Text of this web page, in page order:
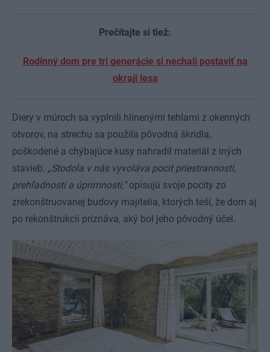
Prečítajte si tiež:
Rodinný dom pre tri generácie si nechali postaviť na
okraji lesa
Diery v múroch sa vyplnili hlinenými tehlami z okenných
otvorov, na strechu sa použila pôvodná škridla,
poškodené a chýbajúce kusy nahradil materiál z iných
stavieb. „Stodola v nás vyvoláva pocit priestrannosti,
prehľadnosti a úprimnosti,“opisujú svoje pocity zo
zrekonštruovanej budovy majitelia, ktorých teší, že dom aj
po rekonštrukcii priznáva, aký bol jeho pôvodný účel.